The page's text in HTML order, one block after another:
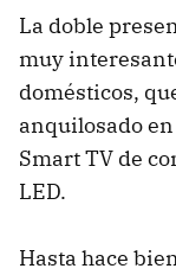
La doble
muy
domésticos,
anquilosado
Smart TV de
LED.
Hasta hace